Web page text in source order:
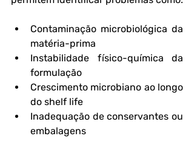
Contaminação microbiológica da
matéria-prima
Instabilidade físico-química da
formulação
Crescimento microbiano ao longo
do shelf life
Inadequação de conservantes ou
embalagens